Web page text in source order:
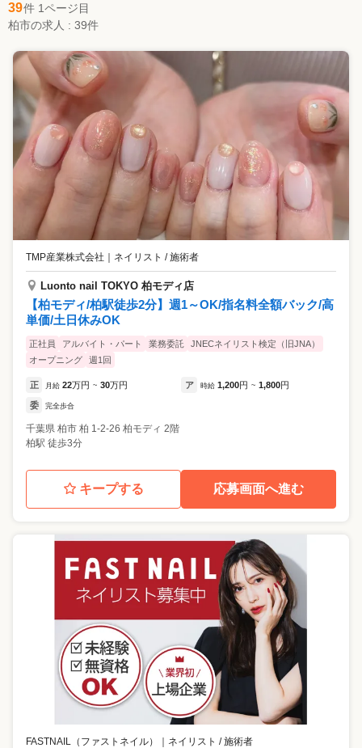
39件 1ページ目
柏市の求人 : 39件
TMP産業株式会社 ネイリスト / 施術者
Luonto nail TOKYO 柏モディ店
【柏モディ/柏駅徒歩2分】週1～OK/指名料全額バック/高
単価/土日休みOK
正社員 アルバイト・パート 業務委託
JNECネイリスト検定（旧JNA）
オープニング
週1回
正 月給 22万円 ~ 30万円 ア 時給 1,200円 ~ 1,800円
委 完全歩合
千葉県 柏市 柏 1-2-26 柏モディ 2階
柏駅 徒歩3分
キープする 応募画面へ進む
FASTNAIL（ファストネイル） ｜ ネイリスト / 施術者